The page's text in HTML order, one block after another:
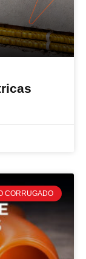
CORRUGADO